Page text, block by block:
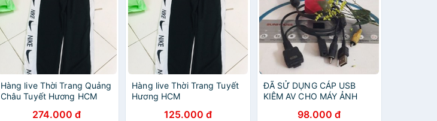
Hàng live Thời Trang Quảng
Châu Tuyết Hương HCM
274.000 đ
Hàng live Thời Trang Tuyết
Hương HCM
125.000 đ
ĐÃ SỬ DỤNG CÁP USB
KIÊM AV CHO MÁY ẢNH
98.000 đ